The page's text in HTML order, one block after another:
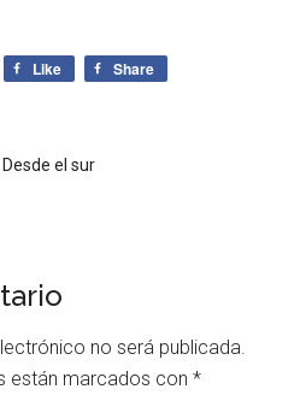
Like
Share
Desde el sur
no será publicada.
están marcados con*